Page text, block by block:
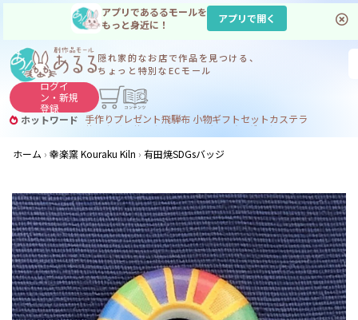
アプリであるるモールを
もっと身近に！
アプリで開く
隠れ家的なお店で作品を見つける、
ちょっと特別なECモール
ログイ
ン・新規
登録
ホットワード 手作りプレゼント飛騨布 小物ギフトセットカステラ
サヌカイト コーヒー
ジンギスカン
ホーム
幸楽窯 Kouraku Kiln 有田焼SDGsバッジ